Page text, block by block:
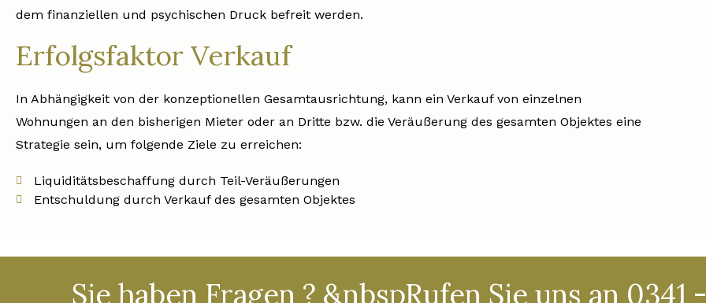
dem finanziellen und psychischen Druck befreit werden.
Erfolgsfaktor Verkauf
In Abhängigkeit von der konzeptionellen Gesamtausrichtung, kann ein Verkauf von einzelnen
Wohnungen an den bisherigen Mieter oder an Dritte bzw. die Veräußerung des gesamten Objektes eine
Strategie sein, um folgende Ziele zu erreichen:
Liquiditätsbeschaffung durch Teil-Veräußerungen
Entschuldung durch Verkauf des gesamten Objektes
Sie haben Fragen ? &nbspRufen Sie uns an 0341